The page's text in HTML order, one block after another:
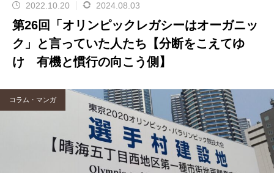
2022.10.20 2024.08.03
第26回「オリンピックレガシーはオーガニッ
ク」と言っていた人たち【分断をこえてゆ
け 有機と慣行の向こう側】
コラム・マンガ